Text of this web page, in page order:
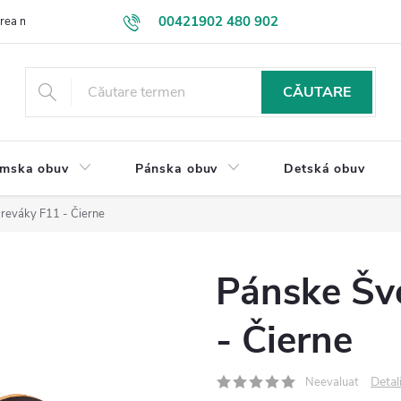
00421902 480 902
eshop@drevakybuxa.sk
mărfurilor Contactaţi-ne VEĽKOOBCHOD
CĂUTARE
obuv Pánska obuv Detská obuv
F11 - Čierne
Pánske
- Čierne
Neevaluat